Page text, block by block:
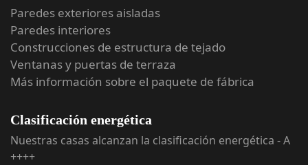
Paredes exteriores aisladas
Paredes interiores
Construcciones de estructura de tejado
Ventanas y puertas de terraza
Más información sobre el paquete de fábrica
Clasificación energética
Nuestras casas alcanzan la clasificación energética - A
++++